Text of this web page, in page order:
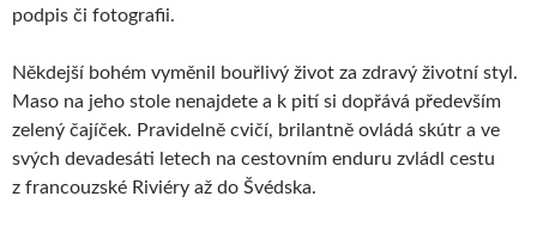
podpis či fotografii.
Někdejší bohém vyměnil bouřlivý život za zdravý životní styl.
Maso na jeho stole nenajdete a k pití si dopřává především
zelený čajíček. Pravidelně cvičí, brilantně ovládá skútr a ve
svých devadesáti letech na cestovním enduru zvládl cestu
z francouzské Riviéry až do Švédska.